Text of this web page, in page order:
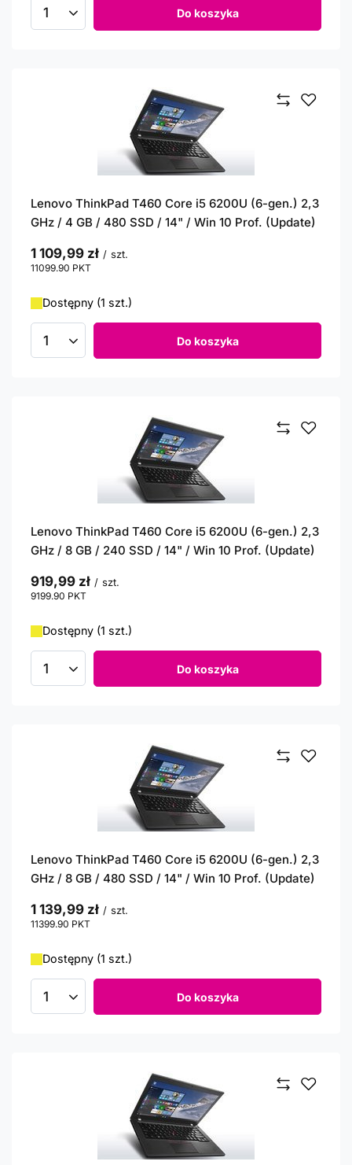
Ilość produktów Do koszyka
Lenovo ThinkPad T460 Core i5 6200U (6-gen.) 2,3
GHz / 4 GB / 480 SSD / 14" / Win 10 Prof. (Update)
1 109,99 zł / szt.
11099.90 PKT
Dostępny (1 szt.)
Ilość produktów Do koszyka
Lenovo ThinkPad T460 Core i5 6200U (6-gen.) 2,3
GHz / 8 GB / 240 SSD / 14" / Win 10 Prof. (Update)
919,99 zł / szt.
9199.90 PKT
Dostępny (1 szt.)
Ilość produktów Do koszyka
Lenovo ThinkPad T460 Core i5 6200U (6-gen.) 2,3
GHz / 8 GB / 480 SSD / 14" / Win 10 Prof. (Update)
1 139,99 zł / szt.
11399.90 PKT
Dostępny (1 szt.)
Ilość produktów Do koszyka